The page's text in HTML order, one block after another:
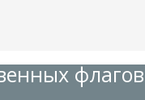
флагов